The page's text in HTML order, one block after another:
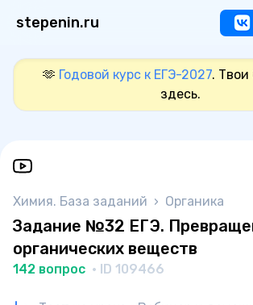
stepenin.ru
🫶 Годовой курс к ЕГЭ-2027.
здесь.
Химия. База заданий › Органика
Задание №32 ЕГЭ.
органических веществ
142 вопрос · ID 109466